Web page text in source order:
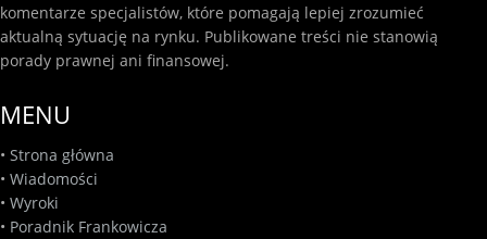
komentarze specjalistów, które pomagają lepiej zrozumieć
aktualną sytuację na rynku. Publikowane treści nie stanowią
porady prawnej ani finansowej.
MENU
• Strona główna
• Wiadomości
• Wyroki
• Poradnik Frankowicza